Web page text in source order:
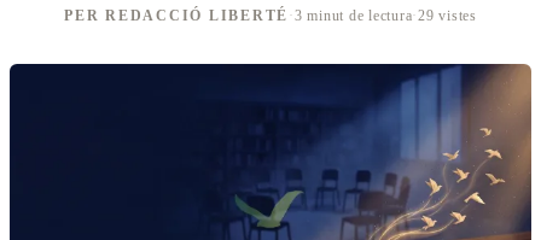
PER REDACCIÓ LIBERTÉ ·3 minut de lectura·29 vistes